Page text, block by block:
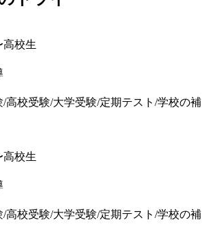
高校生
/高校受験/大学受験/定期テスト/学校の補
高校生
/高校受験/大学受験/定期テスト/学校の補